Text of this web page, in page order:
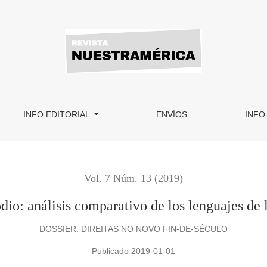
lenguajes de los extremismos
INFO EDITORIAL ENVÍOS INFO
Vol. 7 Núm. 13 (2019)
análisis comparativo de los lenguajes de
DOSSIER: DIREITAS NO NOVO FIN-DE-SÉCULO
Publicado 2019-01-01